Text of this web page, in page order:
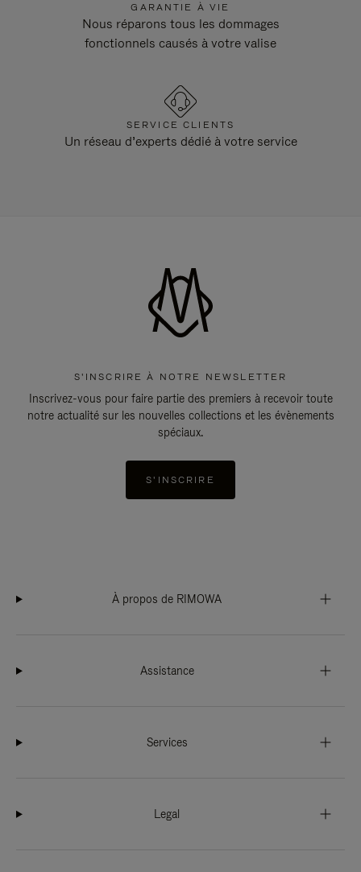
GARANTIE À VIE
Nous réparons tous les dommages
fonctionnels causés à votre valise
SERVICE CLIENTS
Un réseau d’experts dédié à votre service
S'INSCRIRE À NOTRE NEWSLETTER
Inscrivez-vous pour faire partie des premiers à recevoir toute
notre actualité sur les nouvelles collections et les évènements
spéciaux.
S'INSCRIRE
À propos de RIMOWA
Assistance
Services
Legal